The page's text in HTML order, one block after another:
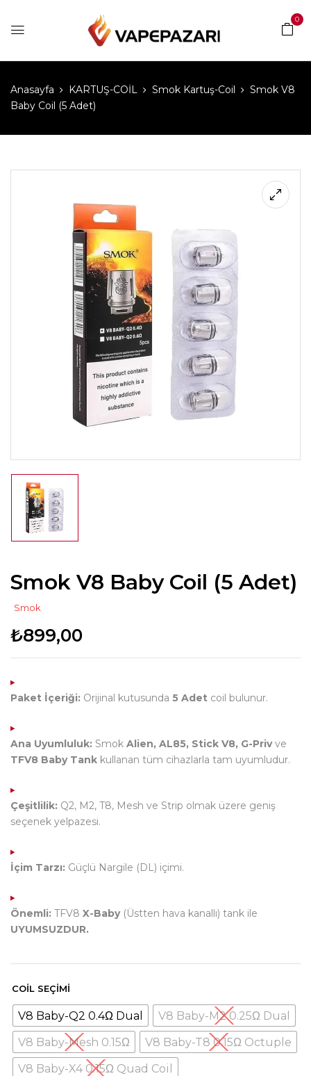
0
Anasayfa KARTUŞ-COİL Smok Kartuş-Coil
Smok V8
Baby Coil (5 Adet)
Smok V8 Baby Coil (5 Adet)
Smok
₺899,00
Paket İçeriği: Orijinal kutusunda 5 Adet coil bulunur.
Ana Uyumluluk: Smok Alien, AL85, Stick V8, G-Privve
TFV8 Baby Tank kullanan tüm cihazlarla tam uyumludur.
Çeşitlilik: Q2, M2, T8, Mesh ve Strip olmak üzere geniş
seçenek yelpazesi.
İçim Tarzı: Güçlü Nargile (DL) içimi.
Önemli: TFV8 X-Baby(Üstten hava kanallı) tank ile
UYUMSUZDUR.
COIL SEÇIMI
V8 Baby-Q2 0.4Ω Dual
V8 Baby-M2 0.25Ω Dual
V8 Baby-Mesh 0.15Ω
V8 Baby-T8 0.15Ω Octuple
V8 Baby-X4 0.15Ω Quad Coil